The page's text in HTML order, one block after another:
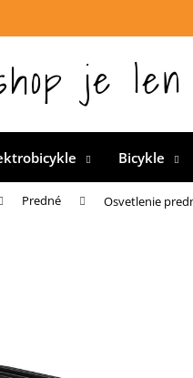
pre CTM bicykle na Slovensku
je len
Bicykle
Predné Osvetlenie